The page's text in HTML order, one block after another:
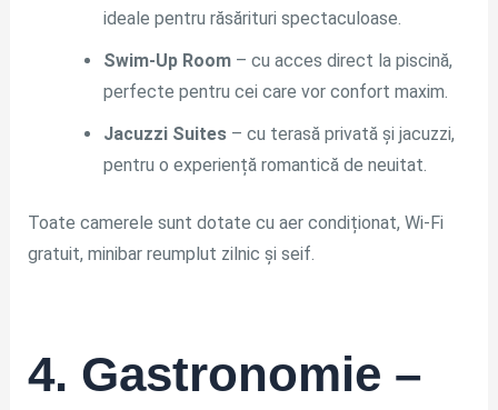
ideale pentru răsărituri spectaculoase.
Swim-Up Room– cu acces direct la piscină,
perfecte pentru cei care vor confort maxim.
Jacuzzi Suites– cu terasă privată și jacuzzi,
pentru o experiență romantică de neuitat.
Toate camerele sunt dotate cu aer condiționat, Wi-Fi
gratuit, minibar reumplut zilnic și seif.
4. Gastronomie –